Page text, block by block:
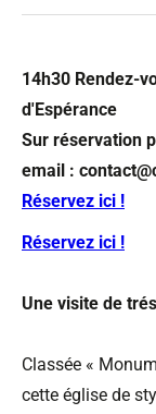
14h30 Rendez-
d'Espérance
Sur réservation
email :
Réservez ici !
Réservez ici !
Une visite de
Classée «
cette église de